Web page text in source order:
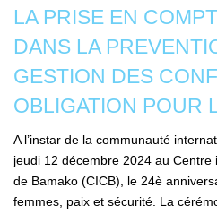
LA PRISE EN
DANS LA
GESTION DES
OBLIGATION POUR
A l’instar de la communauté
jeudi 12 décembre 2024 au
de Bamako (CICB), le 24è
femmes, paix et sécurité. La